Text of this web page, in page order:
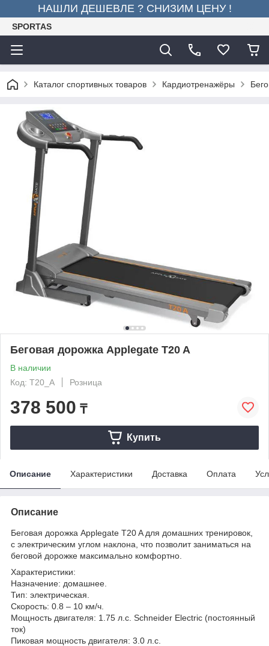
НАШЛИ ДЕШЕВЛЕ ? СНИЗИМ ЦЕНУ !
SPORTAS
Каталог спортивных товаров Кардиотренажёры
Беговая дорожка Applegate T20 A
В наличии
Код: T20_A
Розница
378 500 ₸
Купить
Описание Характеристики Доставка Оплата
Описание
Беговая дорожка Applegate T20 A для домашних тренировок,
с электрическим углом наклона, что позволит заниматься на
беговой дорожке максимально комфортно.
Характеристики:
Назначение: домашнее.
Тип: электрическая.
Скорость: 0.8 – 10 км/ч.
Мощность двигателя: 1.75 л.с. Schneider Electric (постоянный
ток)
Пиковая мощность двигателя: 3.0 л.с.